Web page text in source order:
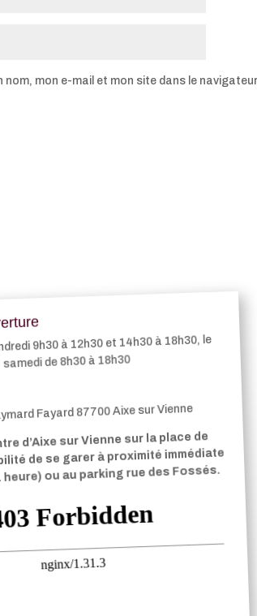
nom, mon e-mail et mon site dans le
9h30 à 12h30 et 14h30 à 18h30, le
samedi de 8h30 à 18h30
Fayard 87700 Aixe sur Vienne
d’Aixe sur Vienne sur la place de
de se garer à proximité immédiate
ou au parking rue des Fossés.